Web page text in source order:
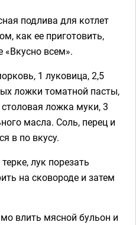
подлива для котлет
как ее приготовить,
«Вкусно всем».
1 луковица, 2,5
ложки томатной пасты,
ложка муки, 3
масла. Соль, перец и
в по вкусу.
лук порезать
на сковороде и затем
влить мясной бульон и